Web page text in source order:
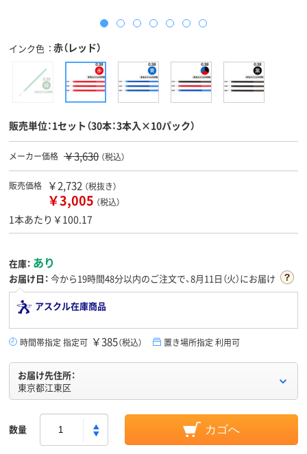
インク色 赤（レッド）
販売単位：1セット（30本：3本入×10パック）
メーカー価格 ￥3,630 （税込）
販売価格 ￥2,732 （税抜き）
￥3,005 （税込）
1本あたり￥100.17
在庫： あり
お届け日： 今から19時間48分以内のご注文で、8月11日（火）にお届け
アスクル在庫商品
時間帯指定 指定可 ￥385（税込） 置き場所指定 利用可
お届け先住所：
東京都江東区
数量 カゴへ